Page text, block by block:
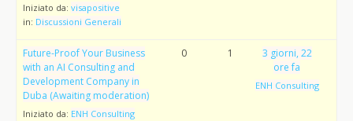
Iniziato da: visapositive
in: Discussioni Generali
Future-Proof Your Business
with an AI Consulting and
Development Company in
Duba (Awaiting moderation)
Iniziato da: ENH Consulting
0 1
3 giorni, 22
ore fa
ENH Consulting